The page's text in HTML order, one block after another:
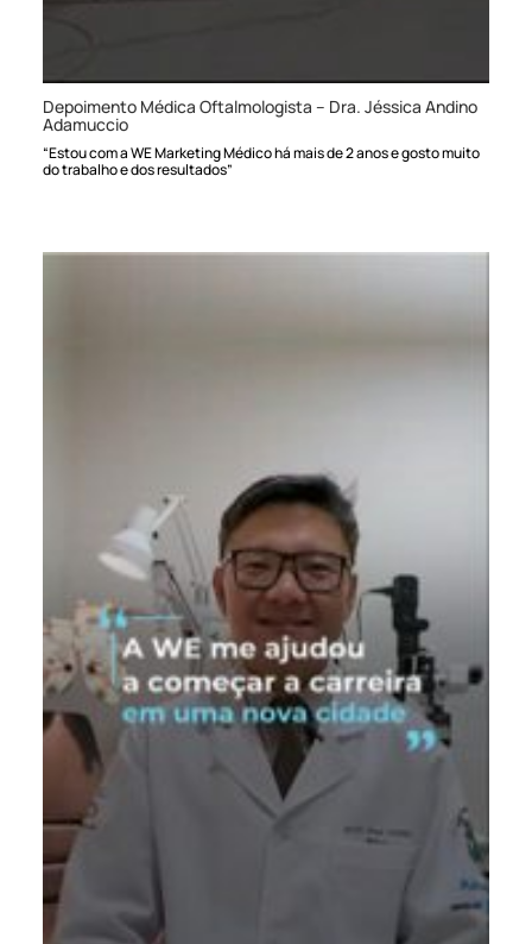
Depoimento Médica Oftalmologista – Dra. Jéssica Andino
Adamuccio
“Estou com a WE Marketing Médico há mais de 2 anos e gosto muito
do trabalho e dos resultados”